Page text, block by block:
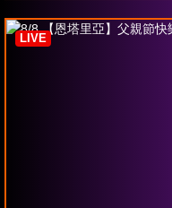
LIVE